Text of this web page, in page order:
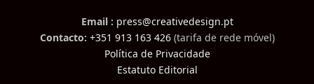
Email : press@creativedesign.pt
Contacto: +351 913 163 426(tarifa de rede móvel)
Política de Privacidade
Estatuto Editorial